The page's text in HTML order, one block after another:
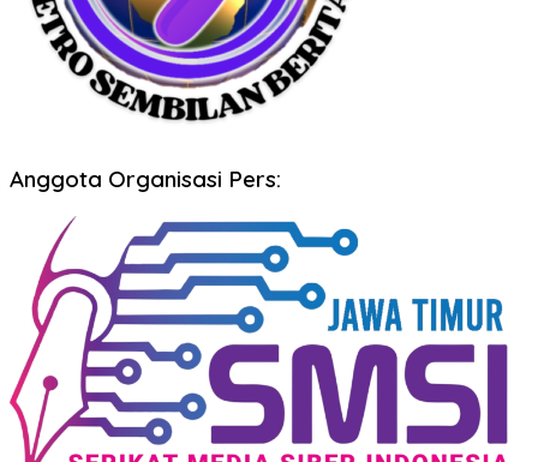
Anggota Organisasi Pers: